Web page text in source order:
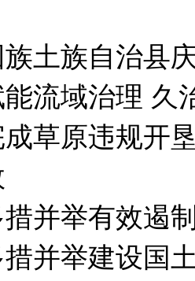
土族自治县
流域治理 久
草原违规开
并举有效遏
并举建设国